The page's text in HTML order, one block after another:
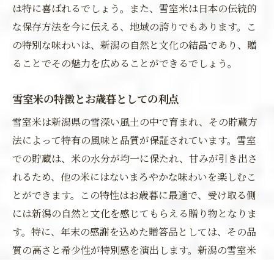
は特に喜ばれるでしょう。また、雪室米は日本の伝統的
な保存方法を今に伝える、地域の誇りでもあります。こ
の特別な味わいは、新潟の自然と文化の結晶であり、贈
ることでその魅力を広めることができるでしょう。
雪室米の特徴とお歳暮としての利点
雪室米は新潟県の雪深い風土の中で育まれ、その貯蔵方
法によって特有の風味と品質が保証されています。雪室
での貯蔵は、米の水分が均一に保たれ、甘みが引き出さ
れるため、他の米にはないまろやかな味わいを楽しむこ
とができます。この特性はお歳暮に最適で、受け取る側
には新潟の自然と文化を感じてもらえる贈り物となりま
す。特に、年末の感謝を込めた贈答品としては、その品
質の高さと希少性が特別感を演出します。新潟の雪室米